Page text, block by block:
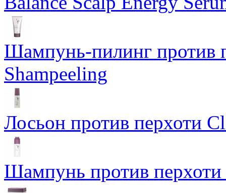
Шампунь-пилинг против
Shampeeling
Лосьон против перхоти
Шампунь против перхоти